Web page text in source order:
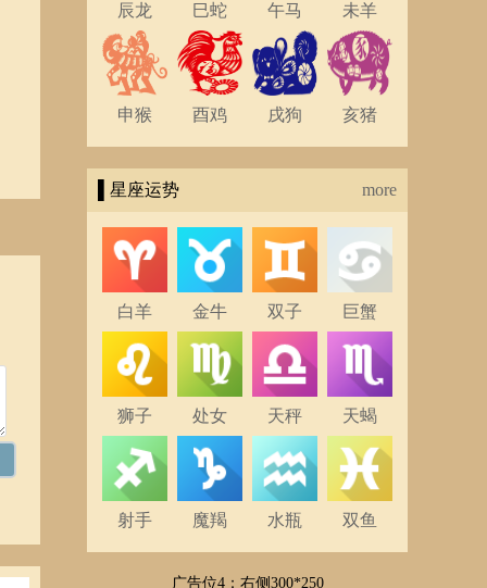
辰龙 巳蛇 午马 未羊
申猴 酉鸡 戌狗 亥猪
▌星座运势 more
白羊 金牛 双子 巨蟹
狮子 处女 天秤 天蝎
射手 魔羯 水瓶 双鱼
广告位4：右侧300*250